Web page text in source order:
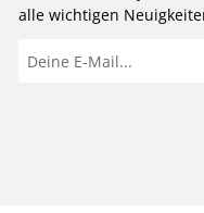
alle wichtigen